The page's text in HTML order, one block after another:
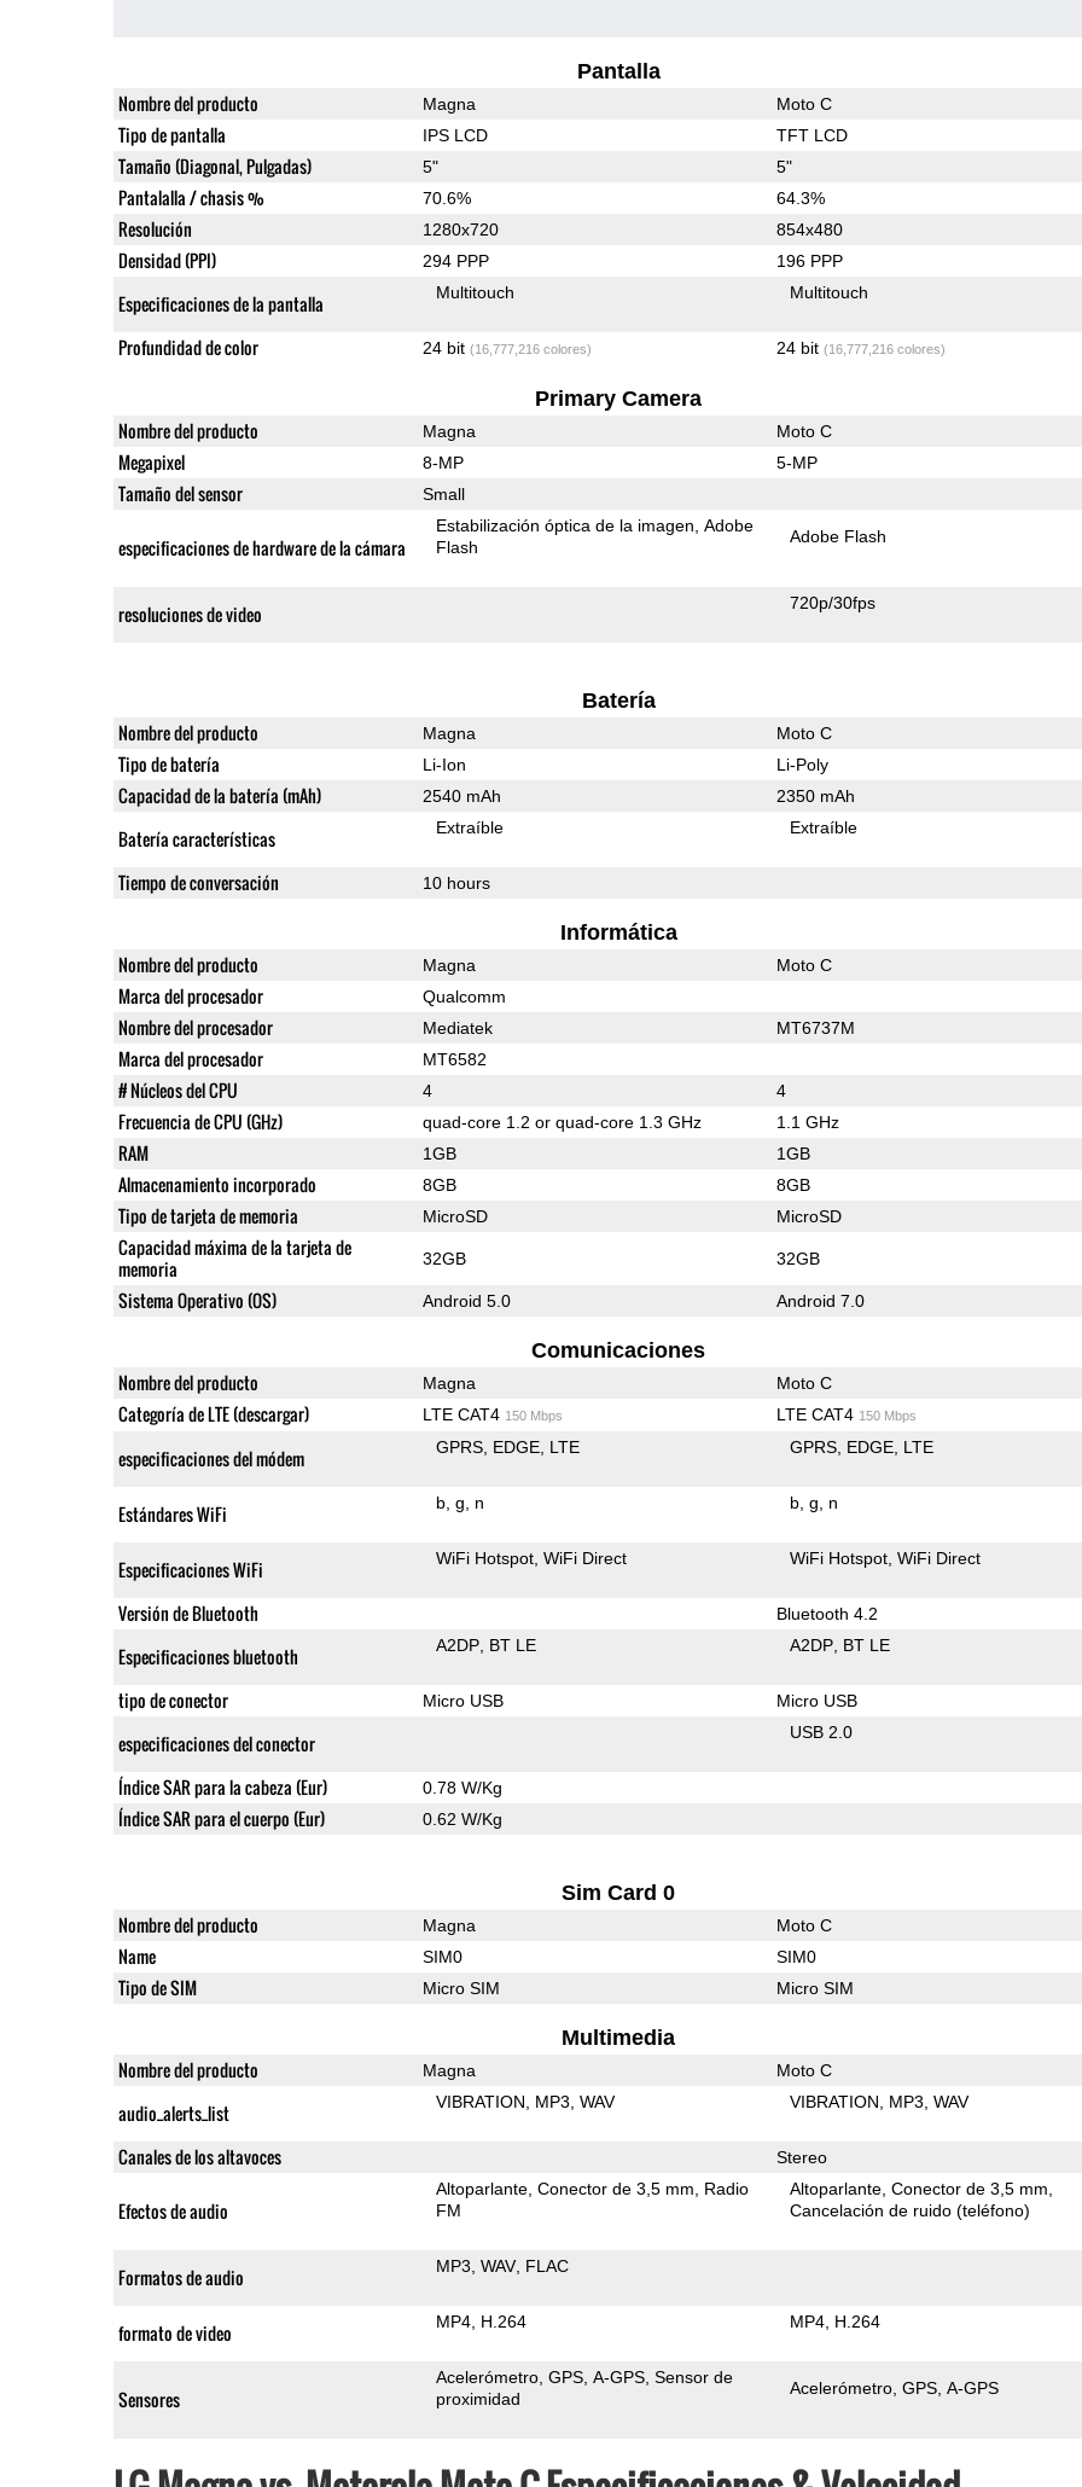
Pantalla
Nombre del producto Magna Moto C
Tipo de pantalla IPS LCD TFT LCD
Tamaño (Diagonal, Pulgadas) 5" 5"
Pantalalla / chasis % 70.6% 64.3%
Resolución 1280x720 854x480
Densidad (PPI) 294 PPP 196 PPP
Especificaciones de la pantalla Multitouch Multitouch
Profundidad de color 24 bit (16,777,216 colores) 24 bit (16,777,216 colores)
Primary Camera
Nombre del producto Magna Moto C
Megapixel 8-MP 5-MP
Tamaño del sensor Small
especificaciones de hardware de la cámara
Estabilización óptica de la imagen Adobe
Flash
Adobe Flash
resoluciones de video 720p/30fps
Batería
Nombre del producto Magna Moto C
Tipo de batería Li-Ion Li-Poly
Capacidad de la batería (mAh) 2540 mAh 2350 mAh
Batería características Extraíble Extraíble
Tiempo de conversación 10 hours
Informática
Nombre del producto Magna Moto C
Marca del procesador Qualcomm
Nombre del procesador Mediatek MT6737M
Marca del procesador MT6582
# Núcleos del CPU 4 4
Frecuencia de CPU (GHz) quad-core 1.2 or quad-core 1.3 GHz 1.1 GHz
RAM 1GB 1GB
Almacenamiento incorporado 8GB 8GB
Tipo de tarjeta de memoria MicroSD MicroSD
Capacidad máxima de la tarjeta de
memoria
32GB 32GB
Sistema Operativo (OS) Android 5.0 Android 7.0
Comunicaciones
Nombre del producto Magna Moto C
Categoría de LTE (descargar) LTE CAT4 150 Mbps LTE CAT4 150 Mbps
especificaciones del módem GPRS EDGE LTE GPRS EDGE LTE
Estándares WiFi b g n b g n
Especificaciones WiFi WiFi Hotspot WiFi Direct WiFi Hotspot WiFi Direct
Versión de Bluetooth Bluetooth 4.2
Especificaciones bluetooth A2DP BT LE A2DP BT LE
tipo de conector Micro USB Micro USB
especificaciones del conector USB 2.0
Índice SAR para la cabeza (Eur) 0.78 W/Kg
Índice SAR para el cuerpo (Eur) 0.62 W/Kg
Sim Card 0
Nombre del producto Magna Moto C
Name SIM0 SIM0
Tipo de SIM Micro SIM Micro SIM
Multimedia
Nombre del producto Magna Moto C
audio_alerts_list VIBRATION MP3 WAV VIBRATION MP3 WAV
Canales de los altavoces Stereo
Efectos de audio
Altoparlante Conector de 3,5 mm
Radio
FM
Altoparlante Conector de 3,5 mm
Cancelación de ruido (teléfono)
Formatos de audio MP3 WAV FLAC
formato de video MP4 H.264 MP4 H.264
Sensores
Acelerómetro GPS A-GPS Sensor de
proximidad
Acelerómetro GPS A-GPS